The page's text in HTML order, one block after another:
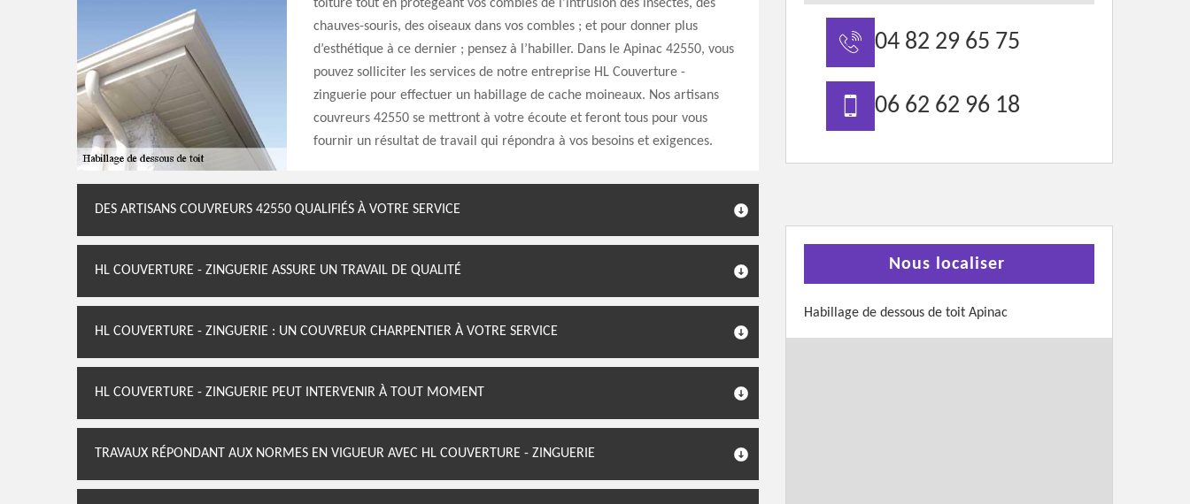
toiture tout en protégeant vos combles de l’intrusion des insectes, des
chauves-souris, des oiseaux dans vos combles ; et pour donner plus
d’esthétique à ce dernier ; pensez à l’habiller. Dans le Apinac 42550, vous
pouvez solliciter les services de notre entreprise HL Couverture -
zinguerie pour effectuer un habillage de cache moineaux. Nos artisans
couvreurs 42550 se mettront à votre écoute et feront tous pour vous
fournir un résultat de travail qui répondra à vos besoins et exigences.
DES ARTISANS COUVREURS 42550 QUALIFIÉS À VOTRE SERVICE
HL COUVERTURE - ZINGUERIE ASSURE UN TRAVAIL DE QUALITÉ
HL COUVERTURE - ZINGUERIE : UN COUVREUR CHARPENTIER À VOTRE SERVICE
HL COUVERTURE - ZINGUERIE PEUT INTERVENIR À TOUT MOMENT
TRAVAUX RÉPONDANT AUX NORMES EN VIGUEUR AVEC HL COUVERTURE - ZINGUERIE
04 82 29 65 75
06 62 62 96 18
Nous localiser
Habillage de dessous de toit Apinac